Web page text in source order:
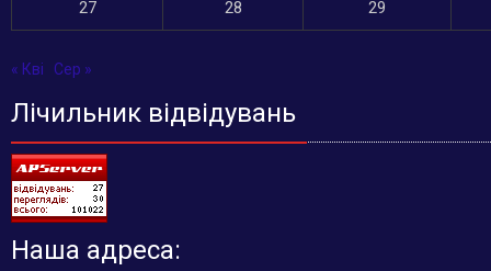
27 28 29
« Кві Сер »
Лічильник відвідувань
Наша адреса: